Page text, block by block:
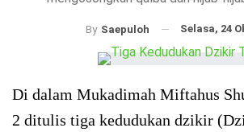
By Saepuloh Selasa, 24
Di dalam Mukadimah Miftahus
2 ditulis tiga kedudukan dzikir